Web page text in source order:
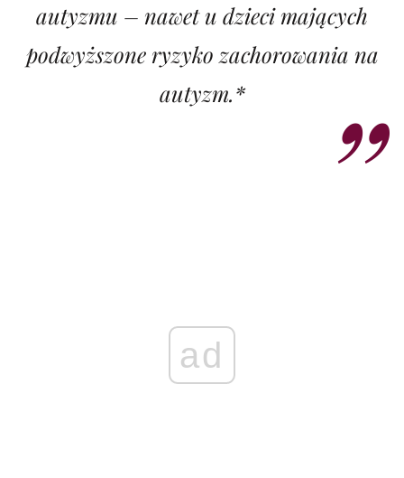
autyzmu – nawet u dzieci mających
podwyższone ryzyko zachorowania na
autyzm.*
ad